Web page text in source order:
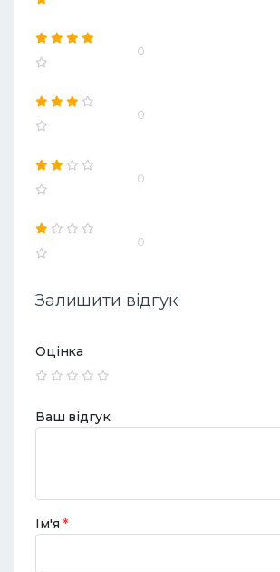
0
0
0
0
Залишити відгук
Оцінка
Ваш відгук
Ім'я*